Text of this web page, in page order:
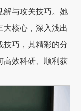
解与攻关技巧。她
大核心，深入浅出
技巧，其精彩的分
高效科研、顺利获